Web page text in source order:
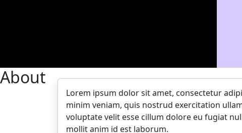
About
Lorem ipsum dolor sit amet, consectetur
minim veniam, quis nostrud exercitation
voluptate velit esse cillum dolore eu fugiat
mollit anim id est laborum.